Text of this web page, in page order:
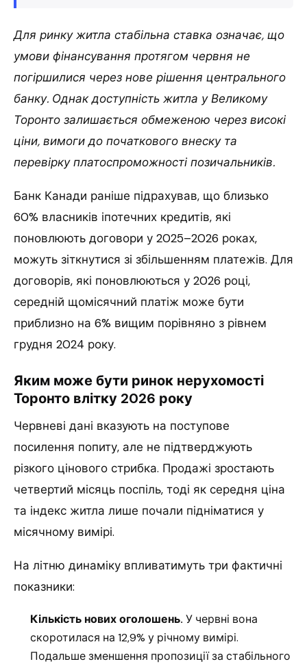
Для ринку житла стабільна ставка означає, що
умови фінансування протягом червня не
погіршилися через нове рішення центрального
банку. Однак доступність житла у Великому
Торонто залишається обмеженою через високі
ціни, вимоги до початкового внеску та
перевірку платоспроможності позичальників.
Банк Канади раніше підрахував, що близько
60% власників іпотечних кредитів, які
поновлюють договори у 2025–2026 роках,
можуть зіткнутися зі збільшенням платежів. Для
договорів, які поновлюються у 2026 році,
середній щомісячний платіж може бути
приблизно на 6% вищим порівняно з рівнем
грудня 2024 року.
Яким може бути ринок нерухомості
Торонто влітку 2026 року
Червневі дані вказують на поступове
посилення попиту, але не підтверджують
різкого цінового стрибка. Продажі зростають
четвертий місяць поспіль, тоді як середня ціна
та індекс житла лише почали підніматися у
місячному вимірі.
На літню динаміку впливатимуть три фактичні
показники:
Кількість нових оголошень. У червні вона
скоротилася на 12,9% у річному вимірі.
Подальше зменшення пропозиції за стабільного